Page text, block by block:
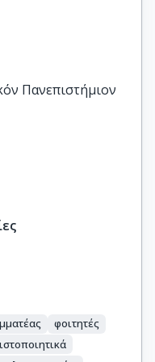
Πανεπιστήμιον
φοιτητές